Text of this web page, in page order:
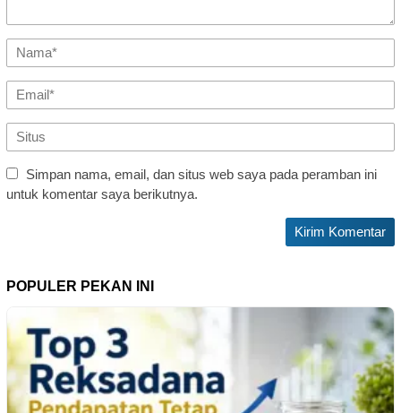
Simpan nama, email, dan situs web saya pada peramban ini
untuk komentar saya berikutnya.
POPULER PEKAN INI